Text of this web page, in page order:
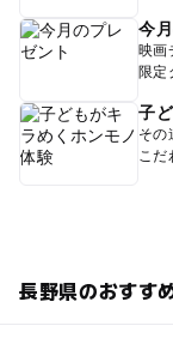
今
映画
限定
子
その
こだ
長野県のおすす